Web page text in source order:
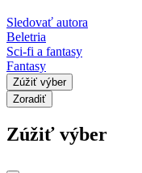
Sledovať autora
Beletria
Sci-fi a fantasy
Fantasy
Zúžiť výber
Zoradiť
Zúžiť výber